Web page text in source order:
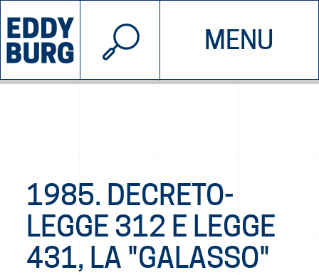
MENU
INIZIATIVE CHI SIAMO
© 2026 EDDYBURG
1985. DECRETO-
LEGGE 312 E LEGGE
431, LA "GALASSO"